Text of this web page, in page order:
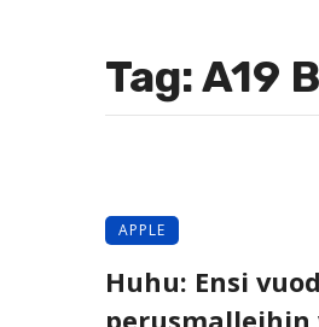
Tag: A19
APPLE
Huhu: Ensi